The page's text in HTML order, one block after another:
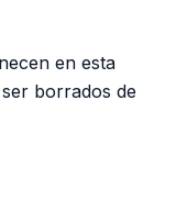
en esta
borrados de